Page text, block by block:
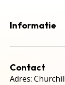
Informatie
Contact
Adres: